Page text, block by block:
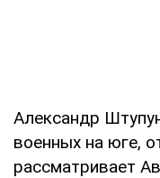
Александр
военных на юге,
рассматривает